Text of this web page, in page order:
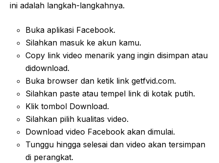
ini adalah langkah-langkahnya.
Buka aplikasi Facebook.
Silahkan masuk ke akun kamu.
Copy link video menarik yang ingin disimpan atau
didownload.
Buka browser dan ketik link getfvid.com.
Silahkan paste atau tempel link di kotak putih.
Klik tombol Download.
Silahkan pilih kualitas video.
Download video Facebook akan dimulai.
Tunggu hingga selesai dan video akan tersimpan
di perangkat.